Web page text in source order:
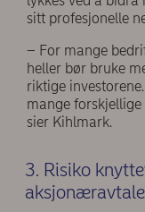
sitt profesjonelle
– For mange
heller bør bruke
riktige
mange
sier Kihlmark.
3. Risiko
aksjonæravtale